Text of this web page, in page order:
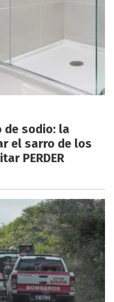
de sodio: la
el sarro de los
PERDER